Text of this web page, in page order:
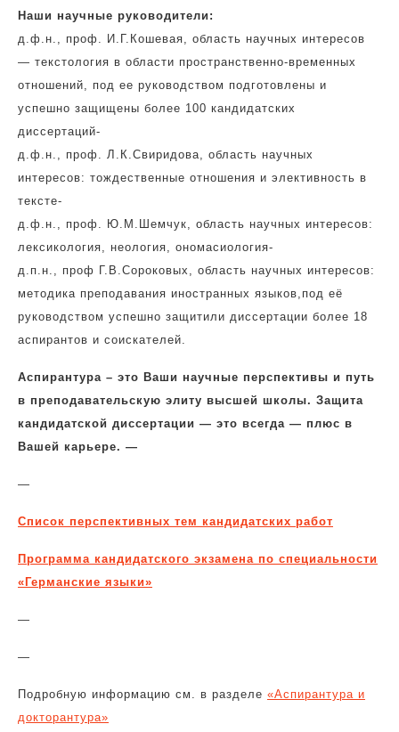
Наши научные руководители:
д.ф.н., проф. И.Г.Кошевая, область научных интересов
— текстология в области пространственно-временных
отношений, под ее руководством подготовлены и
успешно защищены более 100 кандидатских
диссертаций-
д.ф.н., проф. Л.К.Свиридова, область научных
интересов: тождественные отношения и элективность в
тексте-
д.ф.н., проф. Ю.М.Шемчук, область научных интересов:
лексикология, неология, ономасиология-
д.п.н., проф Г.В.Сороковых, область научных интересов:
методика преподавания иностранных языков,под её
руководством успешно защитили диссертации более 18
аспирантов и соискателей.
Аспирантура – это Ваши научные перспективы и путь
в преподавательскую элиту высшей школы. Защита
кандидатской диссертации — это всегда — плюс в
Вашей карьере. —
—
Список перспективных тем кандидатских работ
Программа кандидатского экзамена по специальности
«Германские языки»
—
—
Подробную информацию см. в разделе «Аспирантура и
докторантура»